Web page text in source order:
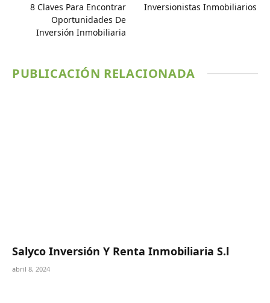
8 Claves Para Encontrar
Oportunidades De
Inversión Inmobiliaria
Inversionistas Inmobiliarios
PUBLICACIÓN RELACIONADA
Salyco Inversión Y Renta Inmobiliaria S.l
abril 8, 2024